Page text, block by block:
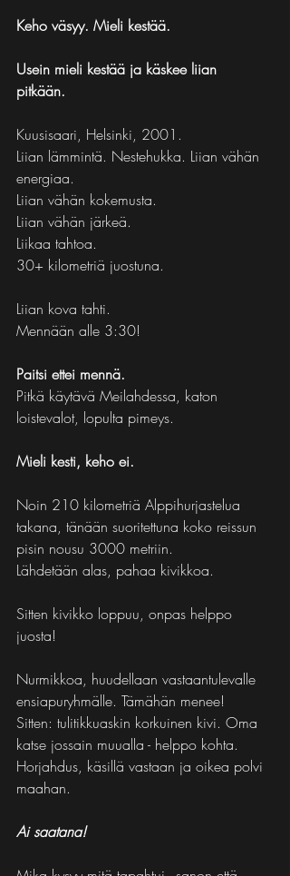
Keho väsyy. Mieli kestää.
Usein mieli kestää ja käskee liian
pitkään.
Kuusisaari, Helsinki, 2001.
Liian lämmintä. Nestehukka. Liian vähän
energiaa.
Liian vähän kokemusta.
Liian vähän järkeä.
Liikaa tahtoa.
30+ kilometriä juostuna.
Liian kova tahti.
Mennään alle 3:30!
Paitsi ettei mennä.
Pitkä käytävä Meilahdessa, katon
loistevalot, lopulta pimeys.
Mieli kesti, keho ei.
Noin 210 kilometriä Alppihurjastelua
takana, tänään suoritettuna koko reissun
pisin nousu 3000 metriin.
Lähdetään alas, pahaa kivikkoa.
Sitten kivikko loppuu, onpas helppo
juosta!
Nurmikkoa, huudellaan vastaantulevalle
ensiapuryhmälle. Tämähän menee!
Sitten: tulitikkuaskin korkuinen kivi. Oma
katse jossain muualla - helppo kohta.
Horjahdus, käsillä vastaan ja oikea polvi
maahan.
Ai saatana!